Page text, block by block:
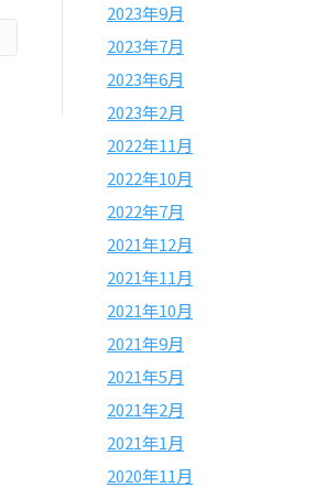
2023年9月
2023年7月
2023年6月
2023年2月
2022年11月
2022年10月
2022年7月
2021年12月
2021年11月
2021年10月
2021年9月
2021年5月
2021年2月
2021年1月
2020年11月